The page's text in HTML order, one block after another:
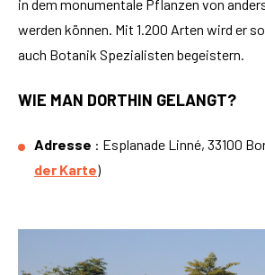
in dem monumentale Pflanzen von
werden können. Mit 1.200 Arten wird er
auch Botanik Spezialisten begeistern.
WIE MAN DORTHIN GELANGT?
Adresse : Esplanade Linné, 33100
der Karte)